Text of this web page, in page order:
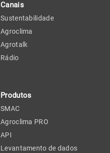
Canais
Sustentabilidade
Agroclima
Agrotalk
Rádio
Produtos
SMAC
Agroclima PRO
API
Levantamento de dados